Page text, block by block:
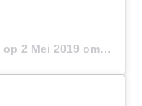
op 2 Mei 2019 om 12:51 (PDT)